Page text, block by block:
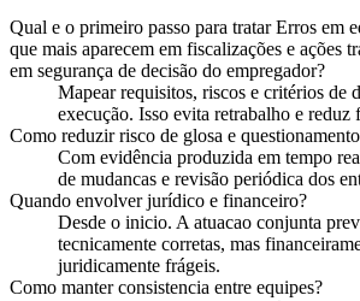
Qual e o primeiro passo para tratar Erros em
que mais aparecem em fiscalizações e ações
em segurança de decisão do empregador?
Mapear requisitos, riscos e critérios de
execução. Isso evita retrabalho e reduz
Como reduzir risco de glosa e
Com evidência produzida em tempo
de mudancas e revisão periódica dos
Quando envolver jurídico e financeiro?
Desde o inicio. A atuacao conjunta
tecnicamente corretas, mas
juridicamente frágeis.
Como manter consistencia entre equipes?